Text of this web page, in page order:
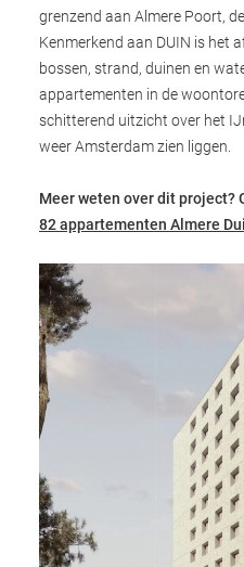
grenzend aan Almere Poort,
Kenmerkend aan DUIN is het
bossen, strand, duinen en
appartementen in de
schitterend uitzicht over het
weer Amsterdam zien liggen.
Meer weten over dit project?
82 appartementen Almere